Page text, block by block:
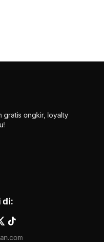
gratis ongkir, loyalty
di: